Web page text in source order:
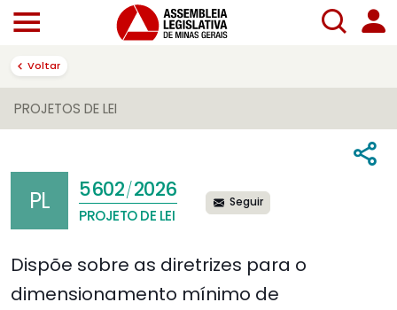
Voltar
PROJETOS DE LEI
PL 5602/2026
PROJETO DE LEI
Seguir
Dispõe sobre as diretrizes para o
dimensionamento mínimo de